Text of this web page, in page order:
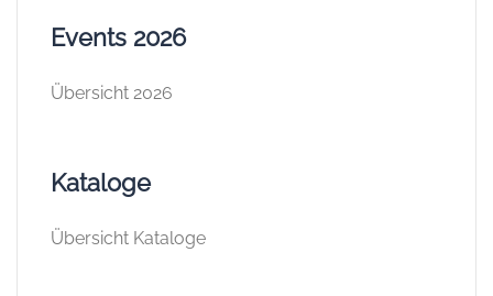
Events 2026
Übersicht 2026
Kataloge
Übersicht Kataloge